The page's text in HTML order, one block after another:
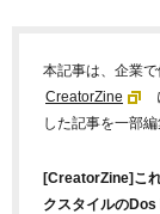
本記事は、企業
CreatorZine
した記事を一部
[CreatorZine]こ
クスタイルのDos